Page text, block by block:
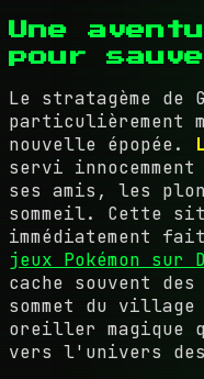
Une
pour
Le stratagème de
particulièrement
nouvelle épopée.
servi
ses amis, les
sommeil. Cette
immédiatement
jeux Pokémon sur
cache souvent
sommet du
oreiller magique
vers l'univers des